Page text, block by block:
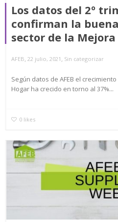
Los datos del 2º
confirman la
sector de la
AFEB 22 julio, 2021 Sin categorizar
Según datos de AFEB el
Hogar ha crecido en torno al 37%...
0 likes